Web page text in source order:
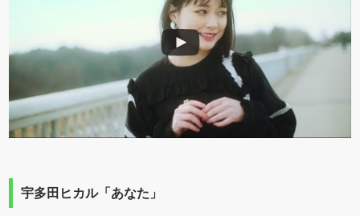
宇多田ヒカル「あなた」